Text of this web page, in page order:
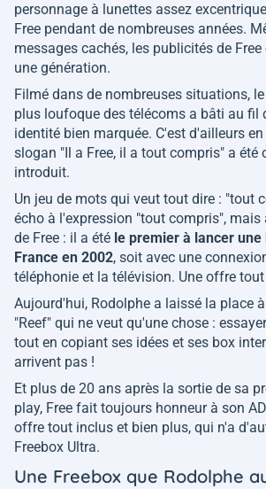
personnage à lunettes assez
Free pendant de nombreuses années.
messages cachés, les publicités de
une génération.
Filmé dans de nombreuses situations,
plus loufoque des télécoms a bâti au fil
identité bien marquée. C'est d'ailleurs
slogan " Il a Free, il a tout compris" a été
introduit.
Un jeu de mots qui veut tout dire : "tout
écho à l'expression "tout compris",
de Free : il a été le premier à lancer
France en 2002, soit avec une
téléphonie et la télévision. Une offre
Aujourd'hui, Rodolphe a laissé la place
"Reef" qui ne veut qu'une chose :
tout en copiant ses idées et ses box
arrivent pas !
Et plus de 20 ans après la sortie de sa
play, Free fait toujours honneur à son
offre tout inclus et bien plus, qui n'a
Freebox Ultra.
Une Freebox que Rodolphe